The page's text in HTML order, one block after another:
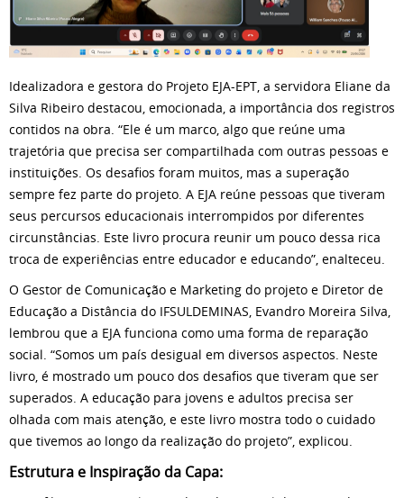
Idealizadora e gestora do Projeto EJA-EPT, a servidora Eliane da
Silva Ribeiro destacou, emocionada, a importância dos registros
contidos na obra. “Ele é um marco, algo que reúne uma
trajetória que precisa ser compartilhada com outras pessoas e
instituições. Os desafios foram muitos, mas a superação
sempre fez parte do projeto. A EJA reúne pessoas que tiveram
seus percursos educacionais interrompidos por diferentes
circunstâncias. Este livro procura reunir um pouco dessa rica
troca de experiências entre educador e educando”, enalteceu.
O Gestor de Comunicação e Marketing do projeto e Diretor de
Educação a Distância do IFSULDEMINAS, Evandro Moreira Silva,
lembrou que a EJA funciona como uma forma de reparação
social. “Somos um país desigual em diversos aspectos. Neste
livro, é mostrado um pouco dos desafios que tiveram que ser
superados. A educação para jovens e adultos precisa ser
olhada com mais atenção, e este livro mostra todo o cuidado
que tivemos ao longo da realização do projeto”, explicou.
Estrutura e Inspiração da Capa: